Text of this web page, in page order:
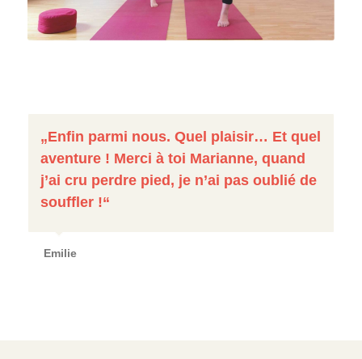
„Enfin parmi nous. Quel plaisir… Et quel
aventure ! Merci à toi Marianne, quand
j’ai cru perdre pied, je n’ai pas oublié de
souffler !“
Emilie